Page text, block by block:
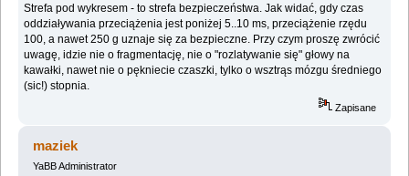
Strefa pod wykresem - to strefa bezpieczeństwa. Jak widać, gdy czas
oddziaływania przeciążenia jest poniżej 5..10 ms, przeciążenie rzędu
100, a nawet 250 g uznaje się za bezpieczne. Przy czym proszę zwrócić
uwagę, idzie nie o fragmentację, nie o "rozlatywanie się" głowy na
kawałki, nawet nie o pękniecie czaszki, tylko o wsztrąs mózgu średniego
(sic!) stopnia.
Zapisane
maziek
YaBB Administrator